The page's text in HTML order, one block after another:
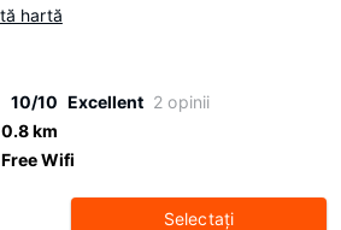
hartă
10/10 Excellent 2 opinii
0.8 km
Free Wifi
Selectaţi